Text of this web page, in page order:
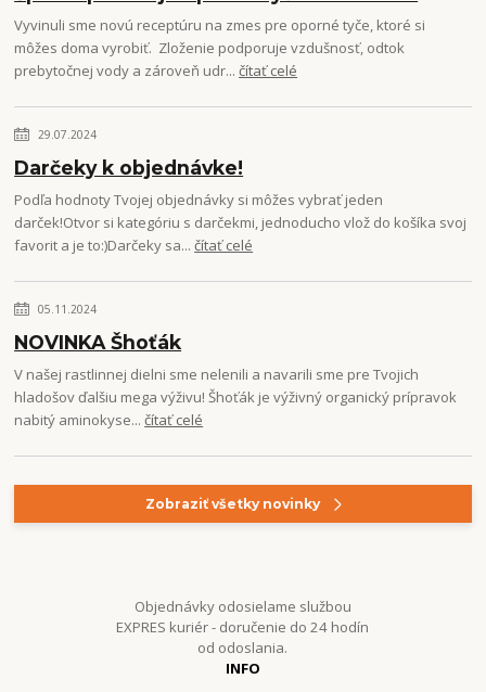
Vyvinuli sme novú receptúru na zmes pre oporné tyče, ktoré si
môžes doma vyrobiť. Zloženie podporuje vzdušnosť, odtok
prebytočnej vody a zároveň udr...čítať celé
29.07.2024
Darčeky k objednávke!
Podľa hodnoty Tvojej objednávky si môžes vybrať jeden
darček!Otvor si kategóriu s darčekmi, jednoducho vlož do košíka svoj
favorit a je to:)Darčeky sa...čítať celé
05.11.2024
NOVINKA Šhoťák
V našej rastlinnej dielni sme nelenili a navarili sme pre Tvojich
hladošov ďalšiu mega výživu! Šhoťák je výživný organický prípravok
nabitý aminokyse...čítať celé
Zobraziť všetky novinky
Objednávky odosielame službou
EXPRES kuriér - doručenie do 24 hodín
od odoslania.
INFO